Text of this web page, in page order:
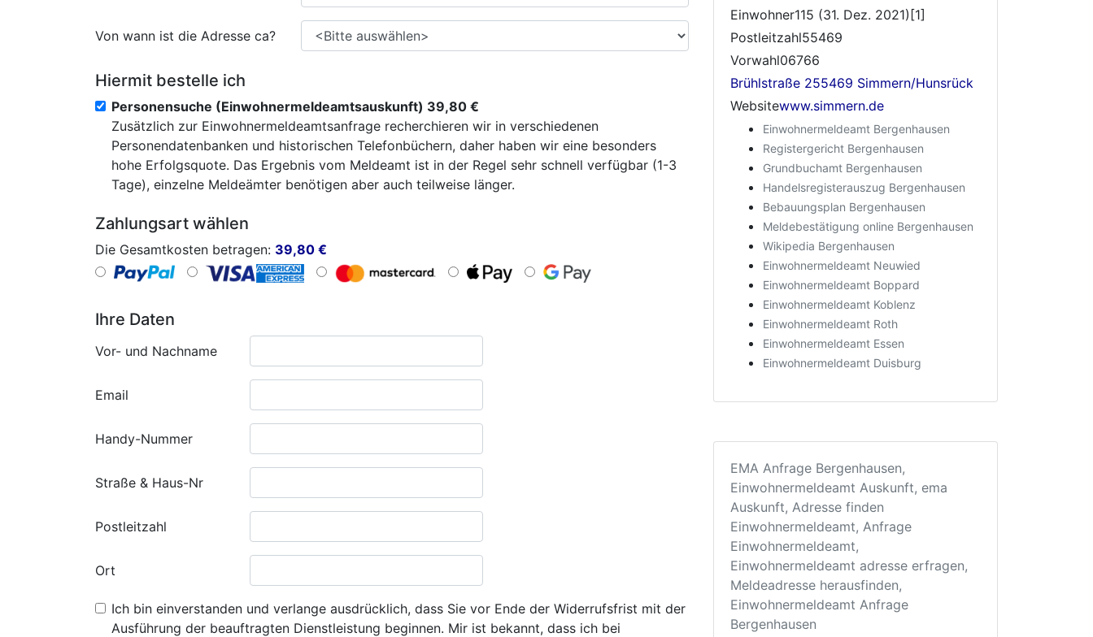
Von wann ist die Adresse ca?
Hiermit bestelle ich
Personensuche (Einwohnermeldeamtsauskunft) 39,80 €
Zusätzlich zur Einwohnermeldeamtsanfrage recherchieren wir in verschiedenen
Personendatenbanken und historischen Telefonbüchern, daher haben wir eine besonders
hohe Erfolgsquote. Das Ergebnis vom Meldeamt ist in der Regel sehr schnell verfügbar (1-3
Tage), einzelne Meldeämter benötigen aber auch teilweise länger.
Zahlungsart wählen
Die Gesamtkosten betragen: 39,80 €
Ihre Daten
Vor- und Nachname
Email
Handy-Nummer
Straße & Haus-Nr
Postleitzahl
Ort
Ich bin einverstanden und verlange ausdrücklich, dass Sie vor Ende der Widerrufsfrist mit der
Ausführung der beauftragten Dienstleistung beginnen. Mir ist bekannt, dass ich bei
Einwohner115 (31. Dez. 2021)[1]
Postleitzahl55469
Vorwahl06766
Brühlstraße 255469 Simmern/Hunsrück
Websitewww.simmern.de
Einwohnermeldeamt Bergenhausen
Registergericht Bergenhausen
Grundbuchamt Bergenhausen
Handelsregisterauszug Bergenhausen
Bebauungsplan Bergenhausen
Meldebestätigung online Bergenhausen
Wikipedia Bergenhausen
Einwohnermeldeamt Neuwied
Einwohnermeldeamt Boppard
Einwohnermeldeamt Koblenz
Einwohnermeldeamt Roth
Einwohnermeldeamt Essen
Einwohnermeldeamt Duisburg
EMA Anfrage Bergenhausen,
Einwohnermeldeamt Auskunft, ema
Auskunft, Adresse finden
Einwohnermeldeamt, Anfrage
Einwohnermeldeamt,
Einwohnermeldeamt adresse erfragen,
Meldeadresse herausfinden,
Einwohnermeldeamt Anfrage
Bergenhausen